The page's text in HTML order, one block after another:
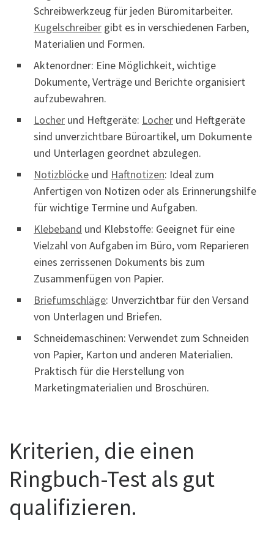
Schreibwerkzeug für jeden Büromitarbeiter.
Kugelschreiber gibt es in verschiedenen Farben,
Materialien und Formen.
Aktenordner: Eine Möglichkeit, wichtige
Dokumente, Verträge und Berichte organisiert
aufzubewahren.
Locher und Heftgeräte: Locher und Heftgeräte
sind unverzichtbare Büroartikel, um Dokumente
und Unterlagen geordnet abzulegen.
Notizblöcke und Haftnotizen: Ideal zum
Anfertigen von Notizen oder als Erinnerungshilfe
für wichtige Termine und Aufgaben.
Klebeband und Klebstoffe: Geeignet für eine
Vielzahl von Aufgaben im Büro, vom Reparieren
eines zerrissenen Dokuments bis zum
Zusammenfügen von Papier.
Briefumschläge: Unverzichtbar für den Versand
von Unterlagen und Briefen.
Schneidemaschinen: Verwendet zum Schneiden
von Papier, Karton und anderen Materialien.
Praktisch für die Herstellung von
Marketingmaterialien und Broschüren.
Kriterien, die einen
Ringbuch-Test als gut
qualifizieren.